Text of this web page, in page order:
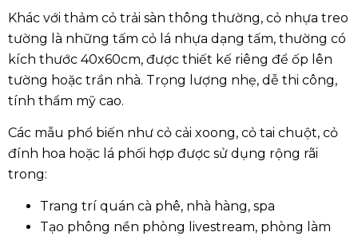
Khác với thảm cỏ trải sàn thông thường, cỏ nhựa treo
tường là những tấm cỏ lá nhựa dạng tấm, thường có
kích thước 40x60cm, được thiết kế riêng để ốp lên
tường hoặc trần nhà. Trọng lượng nhẹ, dễ thi công,
tính thẩm mỹ cao.
Các mẫu phổ biến như cỏ cải xoong, cỏ tai chuột, cỏ
đính hoa hoặc lá phối hợp được sử dụng rộng rãi
trong:
Trang trí quán cà phê, nhà hàng, spa
Tạo phông nền phòng livestream, phòng làm